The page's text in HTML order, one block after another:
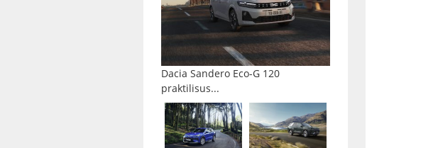
Dacia Sandero Eco-G 120
praktilisus...